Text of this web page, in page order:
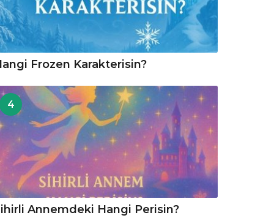
Frozen Karakterisin?
4
Annemdeki Hangi Perisin?